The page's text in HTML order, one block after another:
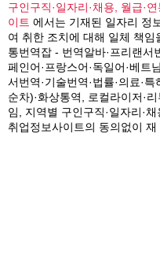
구인구직·일자리·채용, 월급·
이트 에서는 기재된 일자리 정
여 취한 조치에 대해 일체 책임
통번역잡 - 번역알바·프리랜서
페인어·프랑스어·독일어·베트
서번역·기술번역·법률·의료·
순차)·화상통역, 로컬라이저·
임, 지역별 구인구직·일자리·
취업정보사이트의 동의없이 재